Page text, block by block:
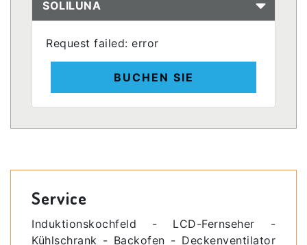
SOLILUNA
Request failed: error
BUCHEN SIE
Service
Induktionskochfeld - LCD-Fernseher -
Kühlschrank - Backofen - Deckenventilator